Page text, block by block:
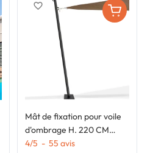
Mât de fixation pour voile
d'ombrage H. 220 CM
poteau et base acier
4/5 - 55 avis
favorite_border